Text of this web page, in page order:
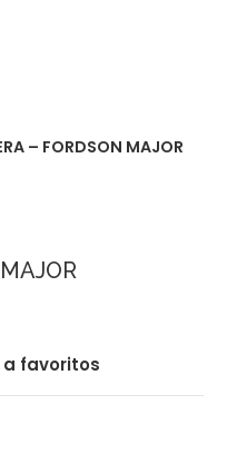
– FORDSON MAJOR
favoritos